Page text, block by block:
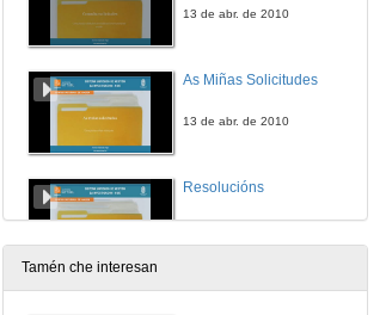
13 de abr. de 2010
As Miñas Solicitudes
13 de abr. de 2010
Resolucións
Nova Convocatoria
Tamén che interesan